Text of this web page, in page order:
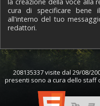
cura di specificare
all'interno del tuo
redattori.
208135337 visite dal 29/08/
presenti sono a cura dello staff